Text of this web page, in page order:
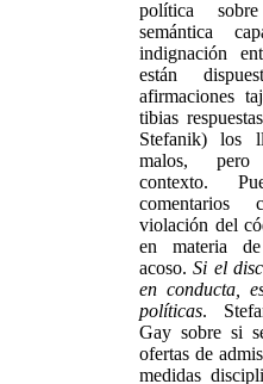
política
semántica
indignación
están
afirmaciones
tibias
Stefanik) los
malos,
contexto.
comentarios
violación del
en materia
acoso.Si el
en conducta,
políticas.
Gay sobre si
ofertas de
medidas